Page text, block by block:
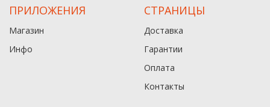
ПРИЛОЖЕНИЯ
Магазин
Инфо
СТРАНИЦЫ
Доставка
Гарантии
Оплата
Контакты